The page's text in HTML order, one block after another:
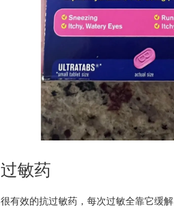
过敏药
很有效的抗过敏药，每次过敏全靠它缓解